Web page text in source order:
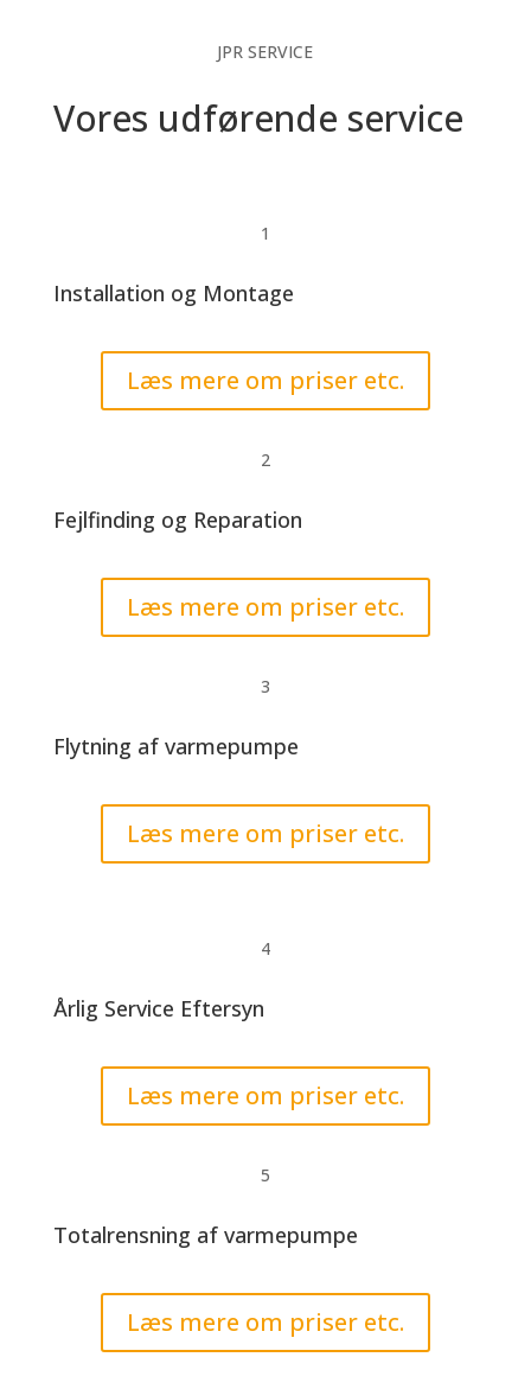
JPR SERVICE
Vores udførende service
1
Installation og Montage
Læs mere om priser etc.
2
Fejlfinding og Reparation
Læs mere om priser etc.
3
Flytning af varmepumpe
Læs mere om priser etc.
4
Årlig Service Eftersyn
Læs mere om priser etc.
5
Totalrensning af varmepumpe
Læs mere om priser etc.